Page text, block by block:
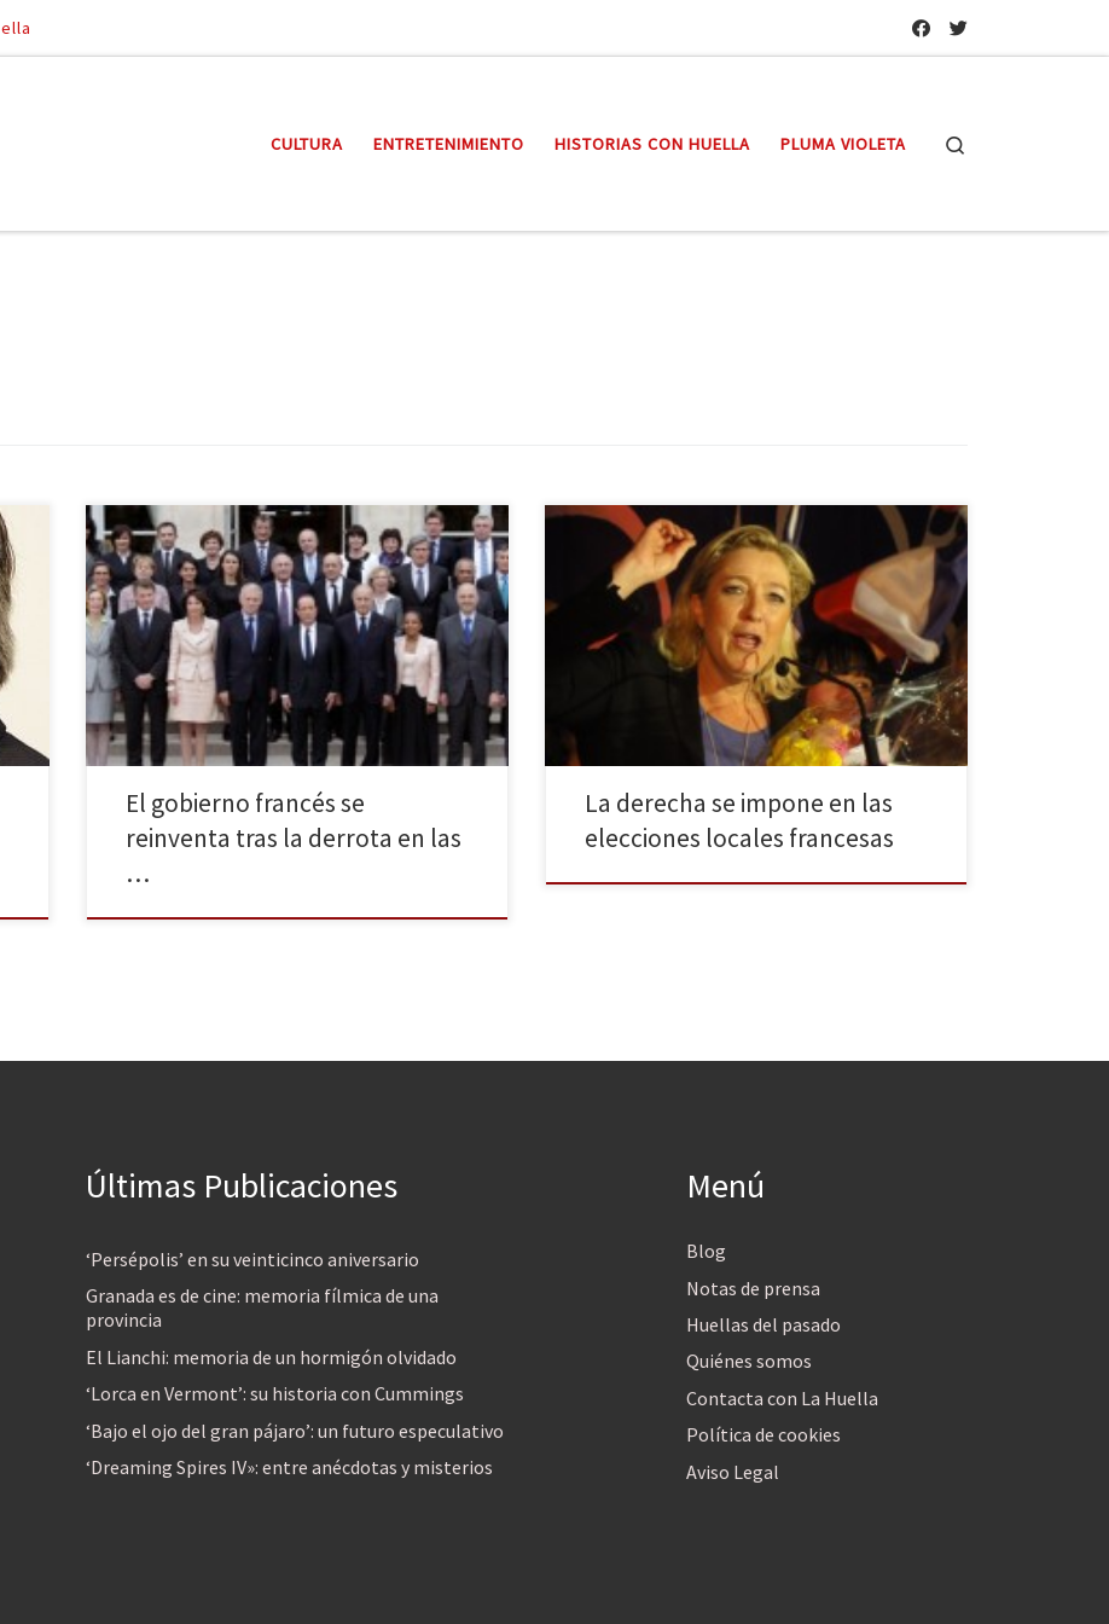
CULTURA ENTRETENIMIENTO HISTORIAS CON HUELLA PLUMA VIOLETA
El pasado domingo 30 de marzo se celebró la
segunda vuelta de las elecciones municipales
francesas. Tras partir con una notable ventaja en la
primera vuelta, la derecha liderada por Unión por un
movimiento Popular (UMP) se convirtió en la primera
fuerza municipal de Francia al alcanzar el 45,91% de
[…]
El gobierno francés se
reinventa tras la derrota en las
…
El partido Unión por un Movimiento Popular (UMP)
venció el pasado domingo 23 de marzo en la primera
vuelta de las elecciones locales en Francia, con un
46,5% de los votos. El voto de castigo por la gestión
de la crisis económica amenaza con tumbar al Partido
Socialista (PS) de François […]
La derecha se impone en las
elecciones locales francesas
Últimas Publicaciones
‘Persépolis’ en su veinticinco aniversario
Granada es de cine: memoria fílmica de una
provincia
El Lianchi: memoria de un hormigón olvidado
‘Lorca en Vermont’: su historia con Cummings
‘Bajo el ojo del gran pájaro’: un futuro especulativo
‘Dreaming Spires IV»: entre anécdotas y misterios
Menú
Blog
Notas de prensa
Huellas del pasado
Quiénes somos
Contacta con La Huella
Política de cookies
Aviso Legal